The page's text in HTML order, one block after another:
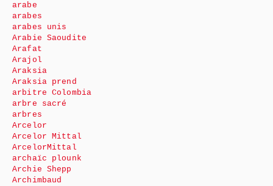
arabe
arabes
arabes unis
Arabie Saoudite
Arafat
Arajol
Araksia
Araksia prend
arbitre Colombia
arbre sacré
arbres
Arcelor
Arcelor Mittal
ArcelorMittal
archaïc plounk
Archie Shepp
Archimbaud